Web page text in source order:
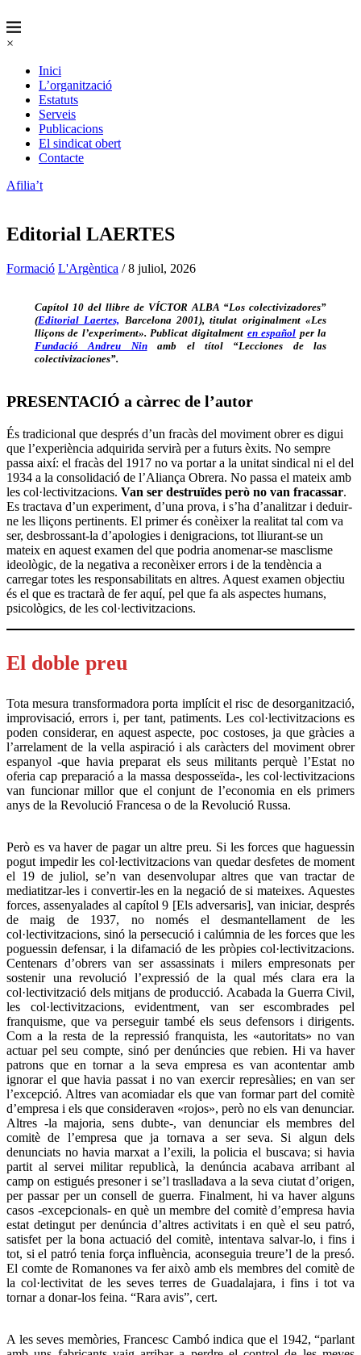
×
Inici
L’organització
Estatuts
Serveis
Publicacions
El sindicat obert
Contacte
Afilia’t
Editorial LAERTES
Formació L'Argèntica / 8 juliol, 2026
Capítol 10 del llibre de VÍCTOR ALBA “Los colectivizadores”
(Editorial Laertes, Barcelona 2001), titulat originalment «Les
lliçons de l’experiment». Publicat digitalment en español per la
Fundació Andreu Ninamb el títol “Lecciones de las
colectivizaciones”.
PRESENTACIÓ a càrrec de l’autor
És tradicional que després d’un fracàs del moviment obrer es digui
que l’experiència adquirida servirà per a futurs èxits. No sempre
passa així: el fracàs del 1917 no va portar a la unitat sindical ni el del
1934 a la consolidació de l’Aliança Obrera. No passa el mateix amb
les col·lectivitzacions. Van ser destruïdes però no van fracassar.
Es tractava d’un experiment, d’una prova, i s’ha d’analitzar i deduir-
ne les lliçons pertinents. El primer és conèixer la realitat tal com va
ser, desbrossant-la d’apologies i denigracions, tot lliurant-se un
mateix en aquest examen del que podria anomenar-se masclisme
ideològic, de la negativa a reconèixer errors i de la tendència a
carregar totes les responsabilitats en altres. Aquest examen objectiu
és el que es tractarà de fer aquí, pel que fa als aspectes humans,
psicològics, de les col·lectivitzacions.
El doble preu
Tota mesura transformadora porta implícit el risc de desorganització,
improvisació, errors i, per tant, patiments. Les col·lectivitzacions es
poden considerar, en aquest aspecte, poc costoses, ja que gràcies a
l’arrelament de la vella aspiració i als caràcters del moviment obrer
espanyol -que havia preparat els seus militants perquè l’Estat no
oferia cap preparació a la massa desposseïda-, les col·lectivitzacions
van funcionar millor que el conjunt de l’economia en els primers
anys de la Revolució Francesa o de la Revolució Russa.
Però es va haver de pagar un altre preu. Si les forces que haguessin
pogut impedir les col·lectivitzacions van quedar desfetes de moment
el 19 de juliol, se’n van desenvolupar altres que van tractar de
mediatitzar-les i convertir-les en la negació de si mateixes. Aquestes
forces, assenyalades al capítol 9 [Els adversaris], van iniciar, després
de maig de 1937, no només el desmantellament de les
col·lectivitzacions, sinó la persecució i calúmnia de les forces que les
poguessin defensar, i la difamació de les pròpies col·lectivitzacions.
Centenars d’obrers van ser assassinats i milers empresonats per
sostenir una revolució l’expressió de la qual més clara era la
col·lectivització dels mitjans de producció. Acabada la Guerra Civil,
les col·lectivitzacions, evidentment, van ser escombrades pel
franquisme, que va perseguir també els seus defensors i dirigents.
Com a la resta de la repressió franquista, les «autoritats» no van
actuar pel seu compte, sinó per denúncies que rebien. Hi va haver
patrons que en tornar a la seva empresa es van acontentar amb
ignorar el que havia passat i no van exercir represàlies; en van ser
l’excepció. Altres van acomiadar els que van formar part del comitè
d’empresa i els que consideraven «rojos», però no els van denunciar.
Altres -la majoria, sens dubte-, van denunciar els membres del
comitè de l’empresa que ja tornava a ser seva. Si algun dels
denunciats no havia marxat a l’exili, la policia el buscava; si havia
partit al servei militar republicà, la denúncia acabava arribant al
camp on estigués presoner i se’l traslladava a la seva ciutat d’origen,
per passar per un consell de guerra. Finalment, hi va haver alguns
casos -excepcionals- en què un membre del comitè d’empresa havia
estat detingut per denúncia d’altres activitats i en què el seu patró,
satisfet per la bona actuació del comitè, intentava salvar-lo, i fins i
tot, si el patró tenia força influència, aconseguia treure’l de la presó.
El comte de Romanones va fer això amb els membres del comitè de
la col·lectivitat de les seves terres de Guadalajara, i fins i tot va
tornar a donar-los feina. “Rara avis”, cert.
A les seves memòries, Francesc Cambó indica que el 1942, “parlant